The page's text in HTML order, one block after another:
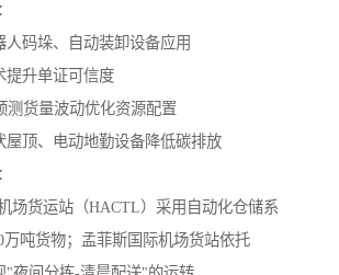
人码垛、自动装卸设备应用
提升单证可信度
测货量波动优化资源配置
屋顶、电动地勤设备降低碳排放
场货运站（HACTL）采用自动化仓储系
万吨货物；孟菲斯国际机场货站依托